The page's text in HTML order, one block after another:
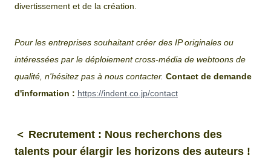
divertissement et de la création.
Pour les entreprises souhaitant créer des IP originales ou
intéressées par le déploiement cross-média de webtoons de
qualité, n'hésitez pas à nous contacter. Contact de demande
d'information : https://indent.co.jp/contact
＜ Recrutement : Nous recherchons des
talents pour élargir les horizons des auteurs !